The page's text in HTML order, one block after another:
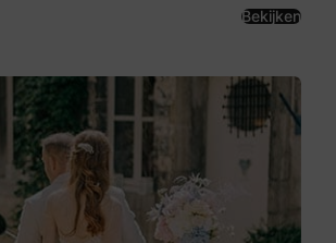
Bekijken